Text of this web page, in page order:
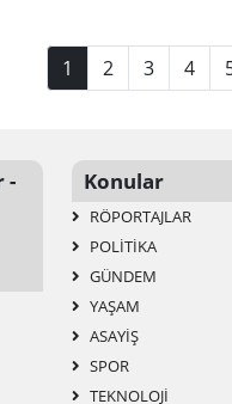
1 2 3 4
-
Konular
RÖPORTAJLAR
POLITIKA
GÜNDEM
YAŞAM
ASAYIŞ
SPOR
TEKNOLOJI